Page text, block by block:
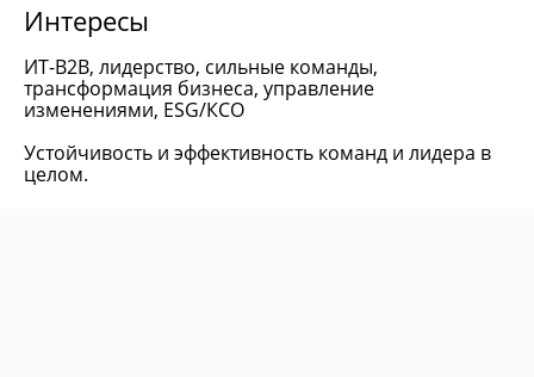
Интересы
ИТ-B2B, лидерство, сильные команды,
трансформация бизнеса, управление
изменениями, ESG/КСО
Устойчивость и эффективность команд и лидера в
целом.